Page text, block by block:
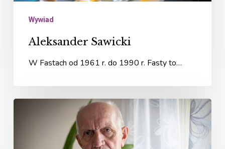
Wywiad
Aleksander Sawicki
W Fastach od 1961 r. do 1990 r. Fasty to…